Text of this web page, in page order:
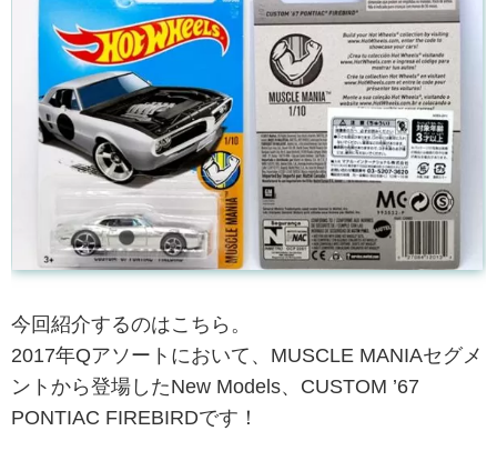
今回紹介するのはこちら。
2017年Qアソートにおいて、MUSCLE MANIAセグメ
ントから登場したNew Models、CUSTOM ’67
PONTIAC FIREBIRDです！